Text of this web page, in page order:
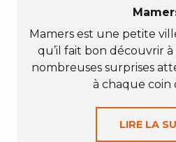
Mamers est une petite
qu’il fait bon découvrir
nombreuses surprises
à chaque coin
LIRE LA